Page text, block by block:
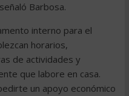
Barbosa.
interno para el
horarios,
de actividades y
que labore en casa.
un apoyo económico